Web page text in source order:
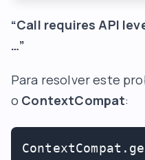
“Call requires API
…”
Para resolver este
o ContextCompat: